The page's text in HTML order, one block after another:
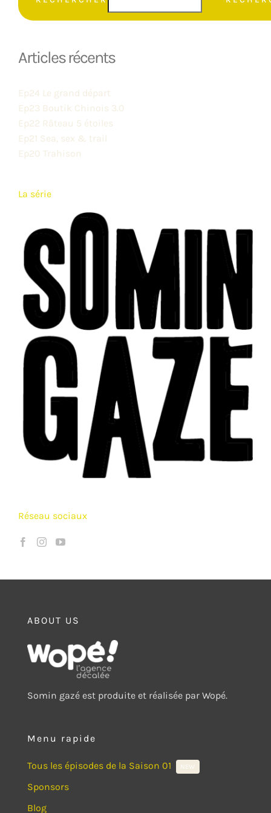
Articles récents
Ep24 Le grand départ
Ep23 Boutik Chinois 3.0
Ep22 Râteau 5 étoiles
Ep21 Sea, sex & trail
Ep20 Trahison
La série
Réseau sociaux
ABOUT US
Somin gazé est produite et réalisée par Wopé.
Menu rapide
Tous les épisodes de la Saison 01 NEW
Sponsors
Blog